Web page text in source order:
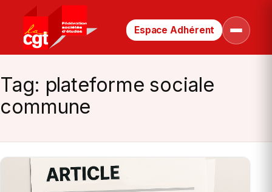
Retour
page
d’accueil
Espace Adhérent
Ouvrir
le
Tag: plateforme sociale
commune